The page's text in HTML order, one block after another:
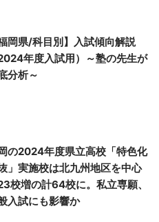
福岡県/科目別】入試傾向解説
2024年度入試用）～塾の先生が
分析～
の2024年度県立高校「特色化
」実施校は北九州地区を中心
校増の計64校に。私立専願、
入試にも影響か